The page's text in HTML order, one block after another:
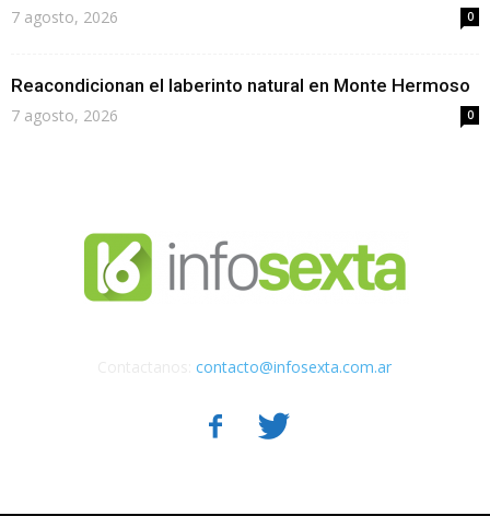
7 agosto, 2026 0
Reacondicionan el laberinto natural en Monte Hermoso
7 agosto, 2026 0
contacto@infosexta.com.ar